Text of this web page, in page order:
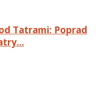
Tatrami: Poprad